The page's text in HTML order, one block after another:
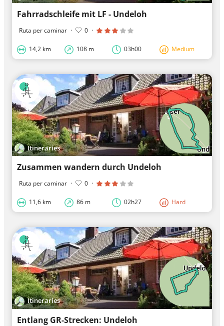
Fahrradschleife mit LF - Undeloh
Ruta per caminar · 0 ·
14,2 km 108 m 03h00 Medium
Itineraries
Zusammen wandern durch Undeloh
Ruta per caminar · 0 ·
11,6 km 86 m 02h27 Hard
Itineraries
Entlang GR-Strecken: Undeloh